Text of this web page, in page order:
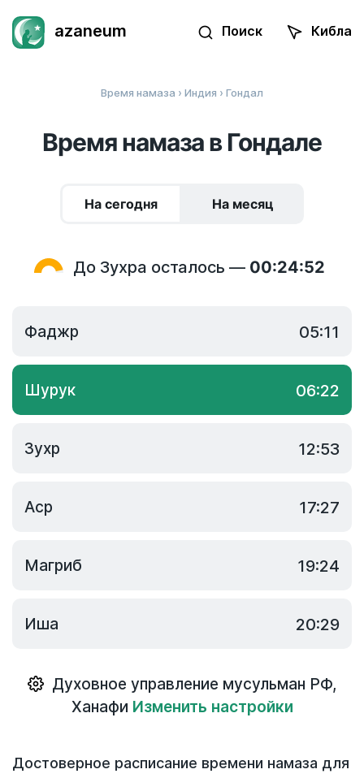
azaneum Поиск Кибла
Время намаза › Индия › Гондал
Время намаза в Гондале
На сегодня На месяц
До Зухра осталось — 00:24:52
Фаджр 05:11
Шурук 06:22
Зухр 12:53
Аср 17:27
Магриб 19:24
Иша 20:29
Духовное управление мусульман РФ,
Ханафи Изменить настройки
Достоверное расписание времени намаза для